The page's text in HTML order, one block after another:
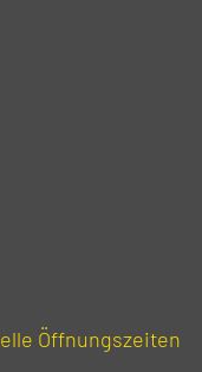
Öffnungszeiten